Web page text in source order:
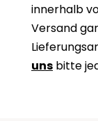
innerhalb
Versand
uns bitte